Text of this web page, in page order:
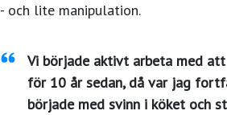
- och lite manipulation.
Vi började aktivt arbeta med
för 10 år sedan, då var jag
började med svinn i köket och